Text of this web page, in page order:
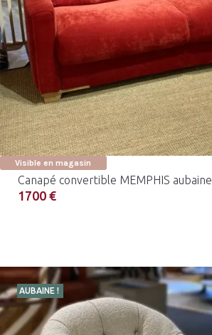
Visible en magasin
Canapé convertible MEMPHIS aubaine
1700 €
AUBAINE !